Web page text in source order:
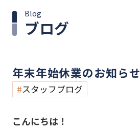
ブログ
Blog
年末年始休業のお知らせ
スタッフブログ
こんにちは！